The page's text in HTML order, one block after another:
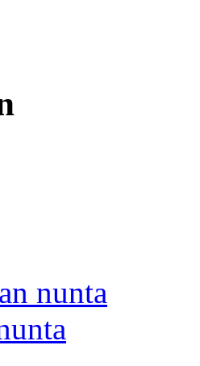
nunta